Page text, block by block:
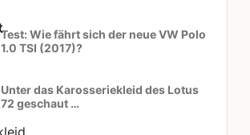
Test: Wie fährt sich der neue VW Polo
1.0 TSI (2017)?
Unter das Karosseriekleid des Lotus
72 geschaut …